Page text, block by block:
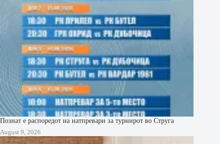
Познат е распоредот на натпревари за турнирот во Струга
August 9, 2026